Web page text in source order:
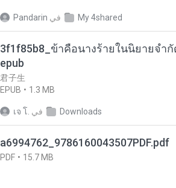
Pandarin في My 4shared
3f1f85b8_ข้าคือนางร้ายในนิยายจำกั
epub
君子生
EPUB
1.3 MB
เจ โ. في Downloads
a6994762_9786160043507PDF.pdf
PDF 15.7 MB